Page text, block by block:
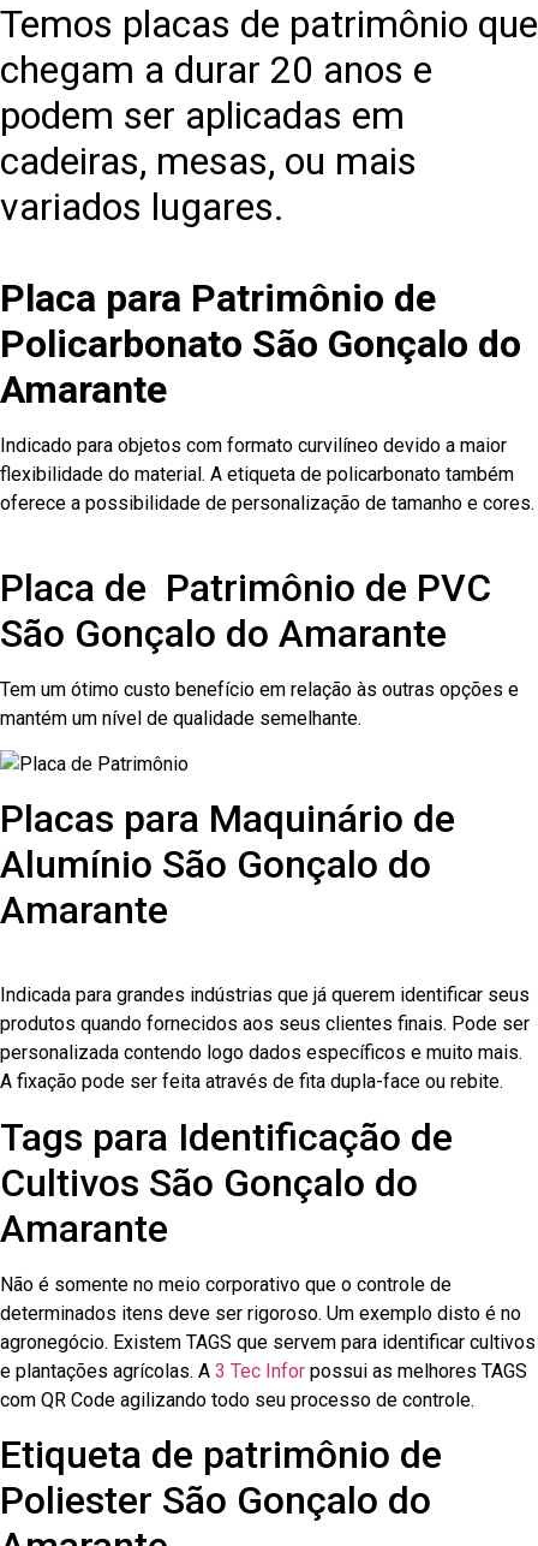
Temos placas de patrimônio que
chegam a durar 20 anos e
podem ser aplicadas em
cadeiras, mesas, ou mais
variados lugares.
Placa para Patrimônio de
Policarbonato São Gonçalo do
Amarante
Indicado para objetos com formato curvilíneo devido a maior
flexibilidade do material. A etiqueta de policarbonato também
oferece a possibilidade de personalização de tamanho e cores.
Placa de Patrimônio de PVC
São Gonçalo do Amarante
Tem um ótimo custo benefício em relação às outras opções e
mantém um nível de qualidade semelhante.
Placas para Maquinário de
Alumínio São Gonçalo do
Amarante
Indicada para grandes indústrias que já querem identificar seus
produtos quando fornecidos aos seus clientes finais. Pode ser
personalizada contendo logo dados específicos e muito mais.
A fixação pode ser feita através de fita dupla-face ou rebite.
Tags para Identificação de
Cultivos São Gonçalo do
Amarante
Não é somente no meio corporativo que o controle de
determinados itens deve ser rigoroso. Um exemplo disto é no
agronegócio. Existem TAGS que servem para identificar cultivos
e plantações agrícolas. A 3 Tec Infor possui as melhores TAGS
com QR Code agilizando todo seu processo de controle.
Etiqueta de patrimônio de
Poliester São Gonçalo do